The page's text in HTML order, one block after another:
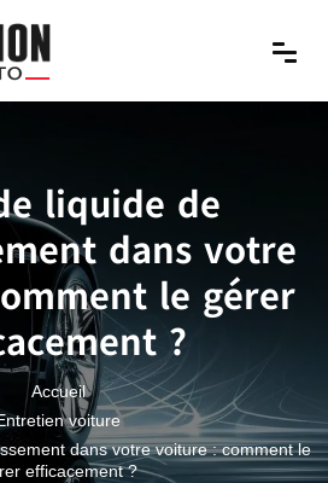
liquide de
dans votre
le gérer
?
Accueil
voiture
dans votre voiture : comment le
efficacement ?